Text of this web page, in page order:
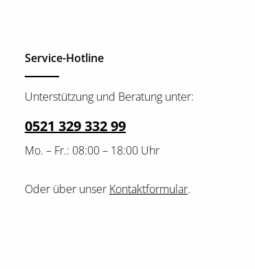
Service-Hotline
Unterstützung und Beratung unter:
0521 329 332 99
Mo. – Fr.: 08:00 – 18:00 Uhr
Oder über unser Kontaktformular.